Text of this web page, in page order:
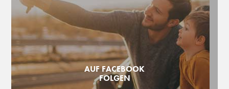
AUF FACEBOOK
FOLGEN